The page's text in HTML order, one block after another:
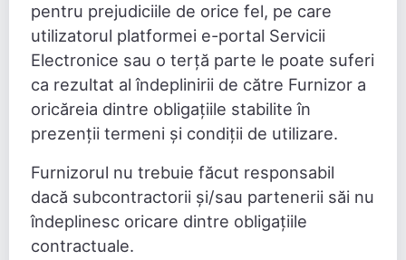
pentru prejudiciile de orice fel, pe care
utilizatorul platformei e-portal Servicii
Electronice sau o terță parte le poate suferi
ca rezultat al îndeplinirii de către Furnizor a
oricăreia dintre obligațiile stabilite în
prezenții termeni și condiții de utilizare.
Furnizorul nu trebuie făcut responsabil
dacă subcontractorii și/sau partenerii săi nu
îndeplinesc oricare dintre obligațiile
contractuale.